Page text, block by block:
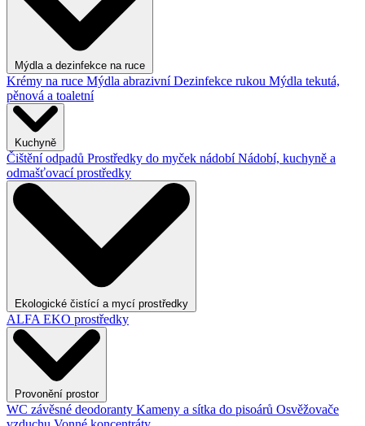
Mýdla a dezinfekce na ruce
Krémy na ruce Mýdla abrazivníDezinfekce rukou Mýdla tekutá,
pěnová a toaletní
Kuchyně
Čištění odpadů Prostředky do myček nádobíNádobí, kuchyně a
odmašťovací prostředky
Ekologické čistící a mycí prostředky
ALFA EKO prostředky
Provonění prostor
WC závěsné deodoranty Kameny a sítka do pisoárů Osvěžovače